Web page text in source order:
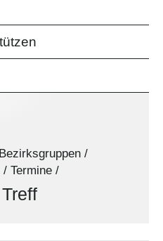
Bezirksgruppen /
/ Termine /